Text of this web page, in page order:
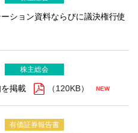
ション資料ならびに議決権行使
株主総会
掲載 （120KB）
有価証券報告書